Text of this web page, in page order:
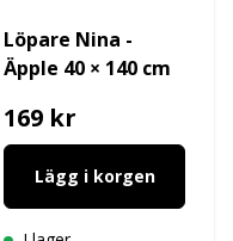
Löpare Nina -
Äpple 40 × 140 cm
169 kr
Lägg i korgen